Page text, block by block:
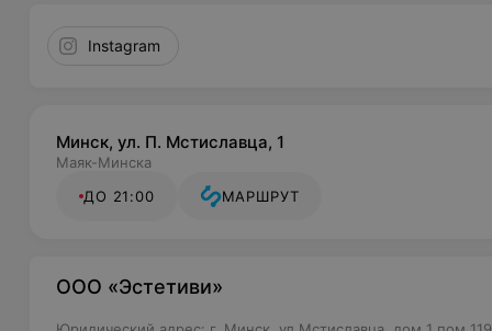
Instagram
Минск, ул. П. Мстиславца, 1
Маяк-Минска
ДО 21:00
МАРШРУТ
ООО «Эстетиви»